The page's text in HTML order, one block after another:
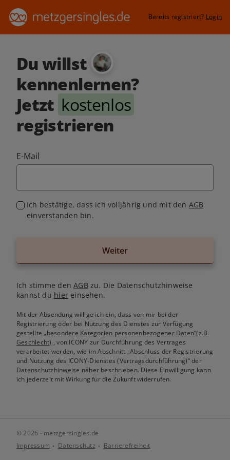
Bereits registriert? Login
Du willst
kennenlernen?
Jetzt kostenlos
registrieren
E-Mail
Ich bestätige, dass ich volljährig und mit den AGB
einverstanden bin.
Weiter
Ich stimme denAGB zu. Die Datenschutzhinweise
kannst du hiereinsehen.
Mit der Absendung willige ich ein, dass von mir bei der
Registrierung oder bei Nutzung des Dienstes zur Verfügung
gestellte„besondere Kategorien personenbezogener Daten“(z.B.
Geschlecht) , von ICONY zur Durchführung des Vertrages
verarbeitet werden, wie im Abschnitt „Abschluss der Registrierung
und Nutzung des ICONY-Dienstes (Vertragsdurchführung)“ der
Datenschutzhinweise näher beschrieben. Diese Einwilligung kann
ich jederzeit mit Wirkung für die Zukunft widerrufen.
© 2026 - metzgersingles.de
Impressum
Datenschutz Barrierefreiheit